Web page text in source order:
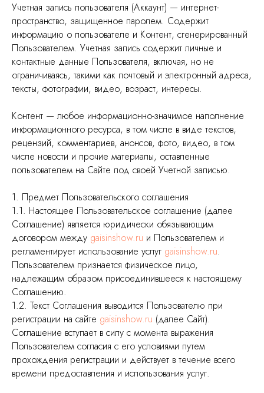
Учетная запись пользователя (Аккаунт) — интернет-
пространство, защищенное паролем. Содержит
информацию о пользователе и Контент, сгенерированный
Пользователем. Учетная запись содержит личные и
контактные данные Пользователя, включая, но не
ограничиваясь, такими как почтовый и электронный адреса,
тексты, фотографии, видео, возраст, интересы.
Контент — любое информационно-значимое наполнение
информационного ресурса, в том числе в виде текстов,
рецензий, комментариев, анонсов, фото, видео, в том
числе новости и прочие материалы, оставленные
пользователем на Сайте под своей Учетной записью.
1. Предмет Пользовательского соглашения
1.1. Настоящее Пользовательское соглашение (далее
Соглашение) является юридически обязывающим
договором между gaisinshow.ru и Пользователем и
регламентирует использование услуг gaisinshow.ru.
Пользователем признается физическое лицо,
надлежащим образом присоединившееся к настоящему
Соглашению.
1.2. Текст Соглашения выводится Пользователю при
регистрации на сайте gaisinshow.ru (далее Сайт).
Соглашение вступает в силу с момента выражения
Пользователем согласия с его условиями путем
прохождения регистрации и действует в течение всего
времени предоставления и использования услуг.